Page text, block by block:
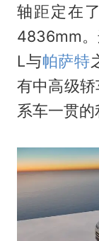
轴距定在
4836mm
L与帕萨特
有中高级
系车一贯的